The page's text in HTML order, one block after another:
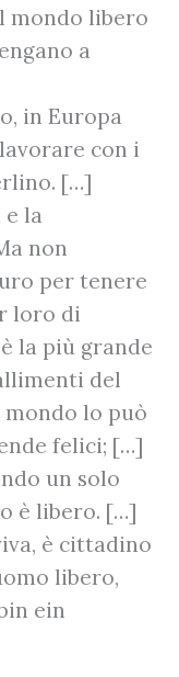
mondo libero
a
in Europa
con i
[…]
la
non
per tenere
loro di
la più grande
del
lo può
felici; […]
un solo
è libero. […]
è cittadino
libero,
ein